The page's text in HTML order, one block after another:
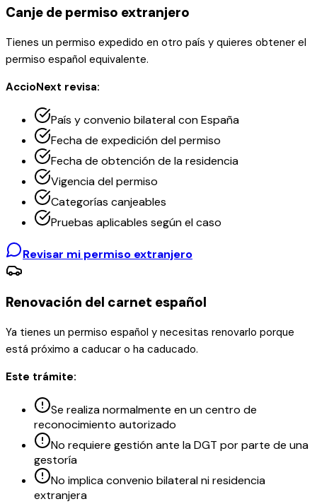
Canje de permiso extranjero
Tienes un permiso expedido en otro país y quieres obtener el
permiso español equivalente.
AccioNext revisa:
País y convenio bilateral con España
Fecha de expedición del permiso
Fecha de obtención de la residencia
Vigencia del permiso
Categorías canjeables
Pruebas aplicables según el caso
Revisar mi permiso extranjero
Renovación del carnet español
Ya tienes un permiso español y necesitas renovarlo porque
está próximo a caducar o ha caducado.
Este trámite:
Se realiza normalmente en un centro de
reconocimiento autorizado
No requiere gestión ante la DGT por parte de una
gestoría
No implica convenio bilateral ni residencia
extranjera